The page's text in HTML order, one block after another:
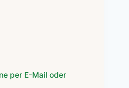
per E-Mail oder